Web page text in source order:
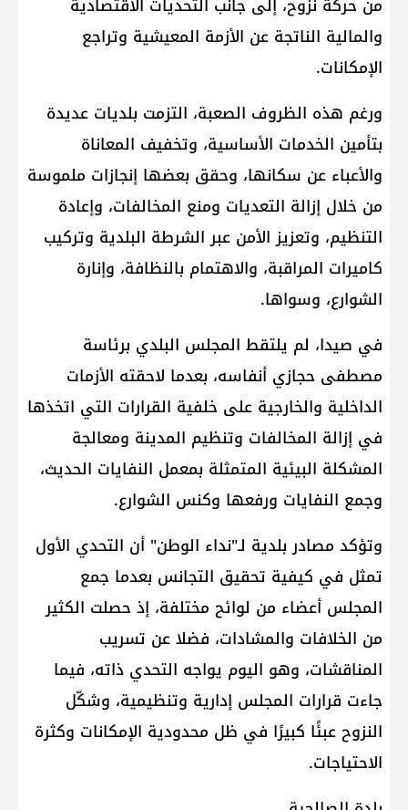
والمالية الناتجة عن الأزمة المعيشية وتراجع
الإمكانات.
ورغم هذه الظروف الصعبة، التزمت بلديات عديدة
بتأمين الخدمات الأساسية، وتخفيف المعاناة
والأعباء عن سكانها، وحقق بعضها إنجازات ملموسة
من خلال إزالة التعديات ومنع المخالفات، وإعادة
التنظيم، وتعزيز الأمن عبر الشرطة البلدية وتركيب
كاميرات المراقبة، والاهتمام بالنظافة، وإنارة
الشوارع، وسواها.
في صيدا، لم يلتقط المجلس البلدي برئاسة
مصطفى حجازي أنفاسه، بعدما لاحقته الأزمات
الداخلية والخارجية على خلفية القرارات التي اتخذها
في إزالة المخالفات وتنظيم المدينة ومعالجة
المشكلة البيئية المتمثلة بمعمل النفايات الحديث،
وجمع النفايات ورفعها وكنس الشوارع.
وتؤكد مصادر بلدية لـ"نداء الوطن" أن التحدي الأول
تمثل في كيفية تحقيق التجانس بعدما جمع
المجلس أعضاء من لوائح مختلفة، إذ حصلت الكثير
من الخلافات والمشادات، فضلا عن تسريب
المناقشات، وهو اليوم يواجه التحدي ذاته، فيما
جاءت قرارات المجلس إدارية وتنظيمية، وشكّل
النزوح عبئًا كبيرًا في ظل محدودية الإمكانات وكثرة
الاحتياجات.